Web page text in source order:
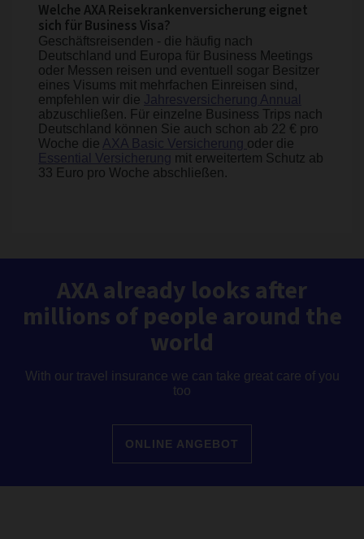
Welche AXA Reisekrankenversicherung eignet
sich für Business Visa?
Geschäftsreisenden - die häufig nach
Deutschland und Europa für Business Meetings
oder Messen reisen und eventuell sogar Besitzer
eines Visums mit mehrfachen Einreisen sind,
empfehlen wir die Jahresversicherung Annual
abzuschließen. Für einzelne Business Trips nach
Deutschland können Sie auch schon ab 22 € pro
Woche die AXA Basic Versicherung oder die
Essential Versicherung mit erweitertem Schutz ab
33 Euro pro Woche abschließen.
AXA already looks after
millions of people around the
world
With our travel insurance we can take great care of you
too
ONLINE ANGEBOT